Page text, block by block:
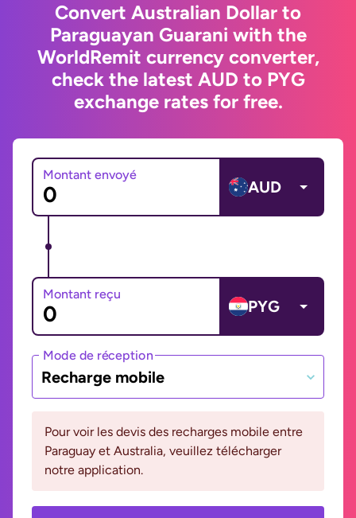
Convert Australian Dollar to
Paraguayan Guarani with the
WorldRemit currency converter,
check the latest AUD to PYG
exchange rates for free.
Montant envoyé
AUD
Montant reçu
PYG
Mode de réception
Recharge mobile
Pour voir les devis des recharges mobile entre
Paraguay et Australia, veuillez télécharger
notre application.